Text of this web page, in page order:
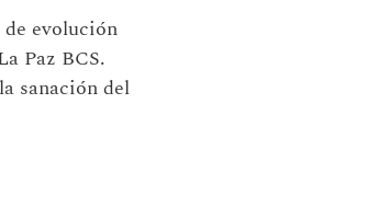
evolución
Paz BCS.
sanación del